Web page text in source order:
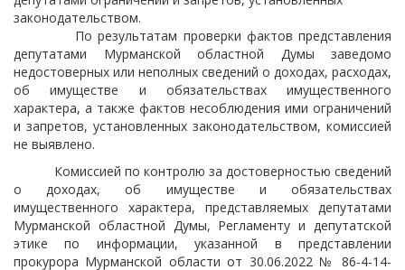
законодательством.
По результатам проверки фактов представления
депутатами Мурманской областной Думы заведомо
недостоверных или неполных сведений о доходах, расходах,
об имуществе и обязательствах имущественного
характера, а также фактов несоблюдения ими ограничений
и запретов, установленных законодательством, комиссией
не выявлено.
Комиссией по контролю за достоверностью сведений
о доходах, об имуществе и обязательствах
имущественного характера, представляемых депутатами
Мурманской областной Думы, Регламенту и депутатской
этике по информации, указанной в представлении
прокурора Мурманской области от 30.06.2022 № 86-4-14-